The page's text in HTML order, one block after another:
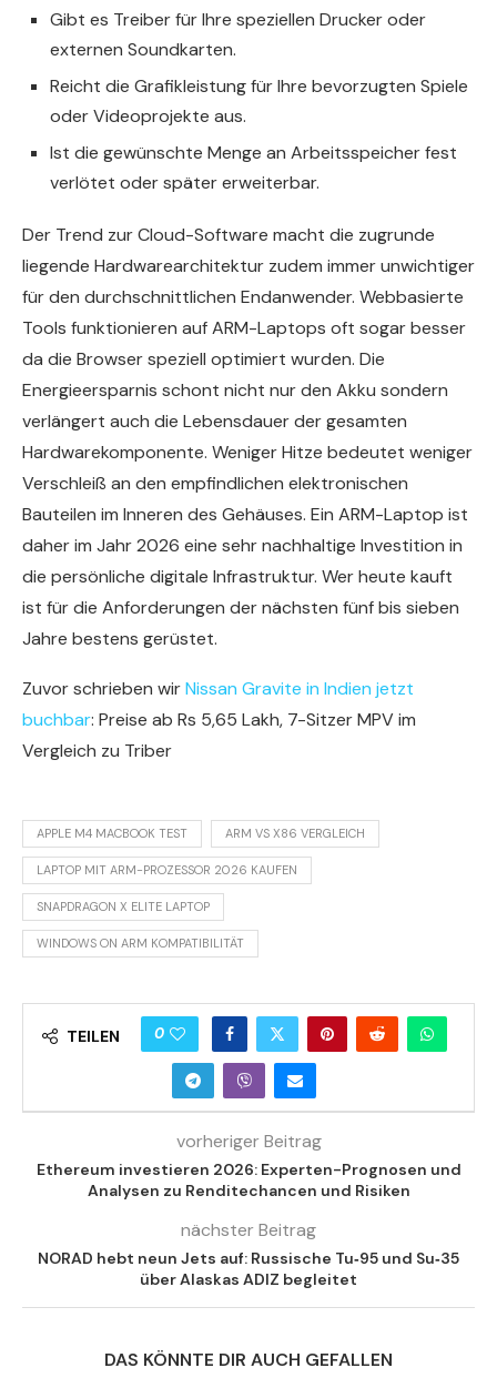
Gibt es Treiber für Ihre speziellen Drucker oder
externen Soundkarten.
Reicht die Grafikleistung für Ihre bevorzugten Spiele
oder Videoprojekte aus.
Ist die gewünschte Menge an Arbeitsspeicher fest
verlötet oder später erweiterbar.
Der Trend zur Cloud-Software macht die zugrunde
liegende Hardwarearchitektur zudem immer unwichtiger
für den durchschnittlichen Endanwender. Webbasierte
Tools funktionieren auf ARM-Laptops oft sogar besser
da die Browser speziell optimiert wurden. Die
Energieersparnis schont nicht nur den Akku sondern
verlängert auch die Lebensdauer der gesamten
Hardwarekomponente. Weniger Hitze bedeutet weniger
Verschleiß an den empfindlichen elektronischen
Bauteilen im Inneren des Gehäuses. Ein ARM-Laptop ist
daher im Jahr 2026 eine sehr nachhaltige Investition in
die persönliche digitale Infrastruktur. Wer heute kauft
ist für die Anforderungen der nächsten fünf bis sieben
Jahre bestens gerüstet.
Zuvor schrieben wirNissan Gravite in Indien jetzt
buchbar: Preise ab Rs 5,65 Lakh, 7-Sitzer MPV im
Vergleich zu Triber
APPLE M4 MACBOOK TEST ARM VS X86 VERGLEICH
LAPTOP MIT ARM-PROZESSOR 2026 KAUFEN
SNAPDRAGON X ELITE LAPTOP
WINDOWS ON ARM KOMPATIBILITÄT
TEILEN 0
vorheriger Beitrag
Ethereum investieren 2026: Experten-Prognosen und
Analysen zu Renditechancen und Risiken
nächster Beitrag
NORAD hebt neun Jets auf: Russische Tu‑95 und Su‑35
über Alaskas ADIZ begleitet
DAS KÖNNTE DIR AUCH GEFALLEN